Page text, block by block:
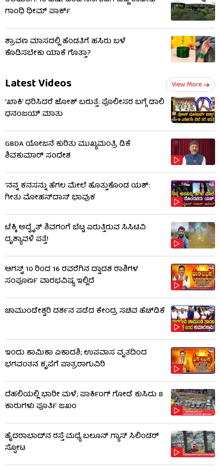
ಗಾಂಧಿ ಥೀಮ್ ಪಾರ್ಕ್
ಶ್ರಾವಣ ಮಾಸದಲ್ಲಿ ಹೆಂಡತಿಗೆ ಹಸಿರು ಬಳೆ
ಕೊಡಿಸಬೇಕು ಯಾಕೆ ಗೊತ್ತಾ?
Latest Videos View More
‘ಖಾಕಿ’ ಧರಿಸಿದರೆ ಜೋಶ್ ಬರುತ್ತೆ: ಪೊಲೀಸರ ಬಗ್ಗೆ ಡಾಲಿ
ಧನಂಜಯ್ ಮಾತು
GBDA ಯೋಜನೆ ಕುರಿತು ಮುಖ್ಯಮಂತ್ರಿ ಡಿಕೆ
ಶಿವಕುಮಾರ್ ಸಂದೇಶ
‘ನನ್ನ ಕನಸನ್ನು ಹೆಗಲ ಮೇಲೆ ಹೊತ್ತುಕೊಂಡ ಯಶ್:
ಗೀತು ಮೋಹನ್​​ದಾಸ್ ಭಾವುಕ
ಟೆಕ್ಕಿ ಅದ್ವೈತ್ ಶಿವಗಂಗೆ ಬೆಟ್ಟ ಏರುತ್ತಿರುವ ಸಿಸಿಟಿವಿ
ದೃಶ್ಯಾವಳಿ ಪತ್ತೆ!
ಆಗಸ್ಟ್ 10 ರಿಂದ 16 ರವರೆಗಿನ ದ್ವಾದಶ ರಾಶಿಗಳ
ಸಂಪೂರ್ಣ ವಾರಭವಿಷ್ಯ ಇಲ್ಲಿದೆ
ಚಾಮುಂಡೇಶ್ವರಿ ದರ್ಶನ ಪಡೆದ ಕೇಂದ್ರ ಸಚಿವ ಹೆಚ್​​ಡಿಕೆ
ಇಂದು ಕಾಮಿಕಾ ಏಕಾದಶಿ; ಉಪವಾಸ ವೃತದಿಂದ
ಭಗವಂತನ ಕೃಪೆಗೆ ಪಾತ್ರರಾಗುವಿರಿ
ದೆಹಲಿಯಲ್ಲಿ ಭಾರೀ ಮಳೆ; ಪಾರ್ಕಿಂಗ್ ಗೋಡೆ ಕುಸಿದು 8
ಕಾರುಗಳು ಪೂರ್ತಿ ಜಖಂ
ಹೈದರಾಬಾದ್​ನ ರಸ್ತೆ ಮಧ್ಯೆ ಬಲೂನ್ ಗ್ಯಾಸ್ ಸಿಲಿಂಡರ್
ಸ್ಫೋಟ